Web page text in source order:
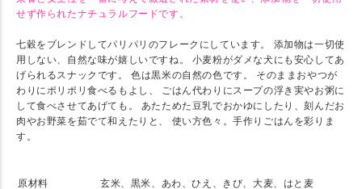
せず作られたナチュラルフードです。
七穀をブレンドしてパリパリのフレークにしています。 添加物は一切使
用しない、自然な味が嬉しいですね。 小麦粉がダメな犬にも安心してあ
げられるスナックです。 色は黒米の自然の色です。 そのままおやつが
わりにポリポリ食べるもよし、 ごはん代わりにスープの浮き実やお粥に
して食べさせてあげても。 あたためた豆乳でおかゆにしたり、刻んだお
肉やお野菜を茹でて和えたりと、 使い方色々。手作りごはんを彩りま
す。
原材料
玄米、黒米、あわ、ひえ、きび、大麦、はと麦